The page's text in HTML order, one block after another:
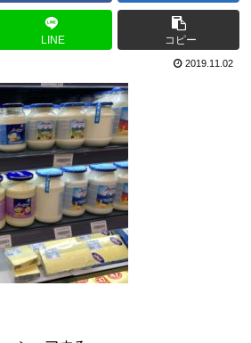
LINE コピー
2019.11.02